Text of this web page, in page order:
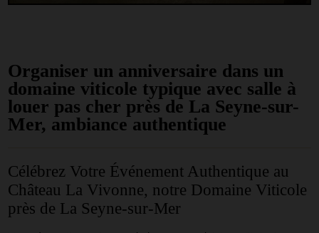
Organiser un anniversaire dans un
domaine viticole typique avec salle à
louer pas cher près de La Seyne-sur-
Mer, ambiance authentique
Célébrez Votre Événement Authentique au
Château La Vivonne, notre Domaine Viticole
près de La Seyne-sur-Mer